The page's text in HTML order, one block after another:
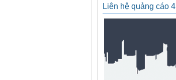
Liên hệ quảng cáo 4